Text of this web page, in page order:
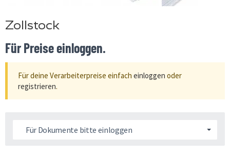
Zollstock
Für Preise einloggen.
Für deine Verarbeiterpreise einfach einloggen oder
registrieren.
Für Dokumente bitte einloggen